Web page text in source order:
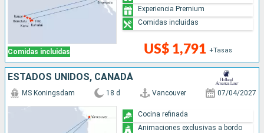
Comidas incluidas US$ 1,791 +Tasas
Experiencia Premium
Comidas incluidas
ESTADOS UNIDOS, CANADÁ
MS Koningsdam 18 d Vancouver 07/04/2027
Cocina refinada
Animaciones exclusivas a bordo